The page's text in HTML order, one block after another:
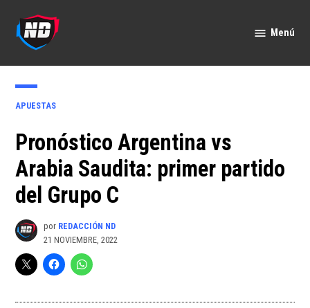
contenido
Menú
PUBLICADO
APUESTAS
Pronóstico Argentina vs
Arabia Saudita: primer partido
del Grupo C
por REDACCIÓN ND
21 NOVIEMBRE, 2022